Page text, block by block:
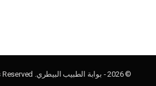
© 2026 - بوابة الطبيب البيطري. All Rights Reserved.